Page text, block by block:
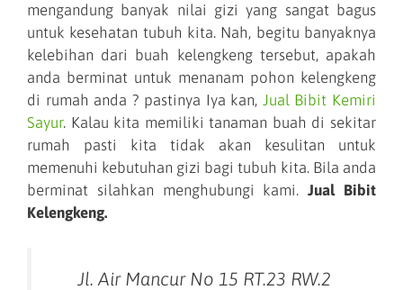
mengandung banyak nilai gizi yang sangat bagus
untuk kesehatan tubuh kita. Nah, begitu banyaknya
kelebihan dari buah kelengkeng tersebut, apakah
anda berminat untuk menanam pohon kelengkeng
di rumah anda ? pastinya Iya kan, Jual Bibit Kemiri
Sayur. Kalau kita memiliki tanaman buah di sekitar
rumah pasti kita tidak akan kesulitan untuk
memenuhi kebutuhan gizi bagi tubuh kita. Bila anda
berminat silahkan menghubungi kami.Jual Bibit
Kelengkeng.
Jl. Air Mancur No 15 RT.23 RW.2